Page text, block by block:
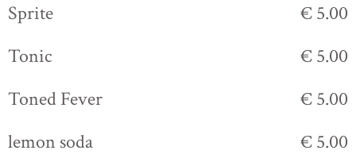
Sprite
€ 5.00
Tonic
€ 5.00
Toned Fever
€ 5.00
lemon soda
€ 5.00